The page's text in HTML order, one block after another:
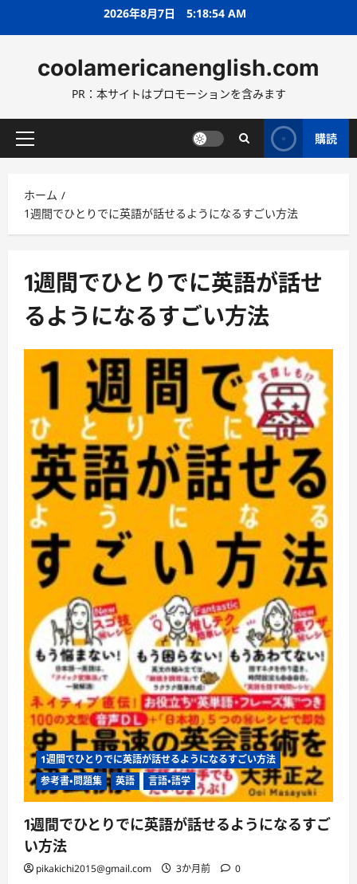
ス
ッ
2026年8月7日 5:18:56 AM
coolamericanenglish.com
PR：本サイトはプロモーションを含みます
メ
メ
ニ
ュ
購読
ホーム
1週間でひとりでに英語が話せるようになるすごい方法
1週間でひとりでに英語が話せ
るようになるすごい方法
1週間でひとりでに英語が話せるようになるすごい方法
参考書・問題集
英語 言語・語学
1週間でひとりでに英語が話せるようになるすご
い方法
pikakichi2015@gmail.com 3か月前 0